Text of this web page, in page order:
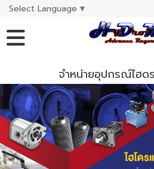
Select Language ▼
จำหน่ายอุปกรณ์ไฮด